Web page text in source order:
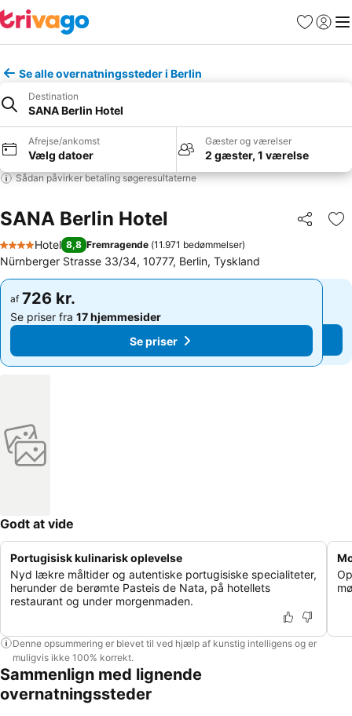
Favoritter
Log ind
Se alle overnatningssteder i Berlin
Destination
SANA Berlin Hotel
Afrejse/ankomst
Vælg datoer
Gæster og værelser
2 gæster, 1 værelse
Sådan påvirker betaling søgeresultaterne
SANA Berlin Hotel Del
4 Stjerner
Hotel 8,8 Fremragende (11.971 bedømmelser)
Nürnberger Strasse 33/34, 10777, Berlin, Tyskland
af 726 kr.
Se priser fra 17 hjemmesider
Se priser
af 726 kr.
Se priser fra 17 hjemmesider
Se priser
Godt at vide
Portugisisk kulinarisk oplevelse
Nyd lækre måltider og autentiske portugisiske specialiteter,
herunder de berømte Pasteis de Nata, på hotellets
restaurant og under morgenmaden.
Denne opsummering er blevet til ved hjælp af kunstig intelligens og er
muligvis ikke 100% korrekt.
Sammenlign med lignende
overnatningssteder